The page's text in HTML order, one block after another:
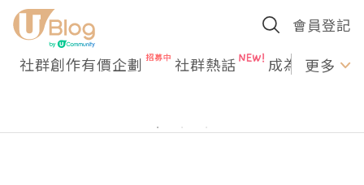
會員登記
社群創作有價企劃 社群熱話 成為U更多